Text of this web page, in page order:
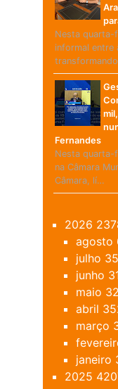
Nesta quarta-
informal entre
Fernandes
Nesta quarta-
na Câmara
Câmara, lí…
2026
agosto
julho
junho
maio
abril
março
janeiro
2025